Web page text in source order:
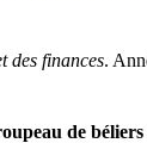
des finances.
de béliers